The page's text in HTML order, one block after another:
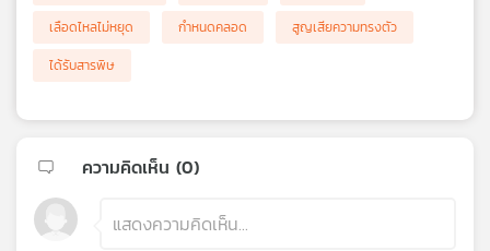
เลือดไหลไม่หยุด
กำหนดคลอด
สูญเสียความทรงตัว
ได้รับสารพิษ
ความคิดเห็น (0)